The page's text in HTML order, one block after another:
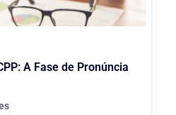
A Fase de Pronúncia